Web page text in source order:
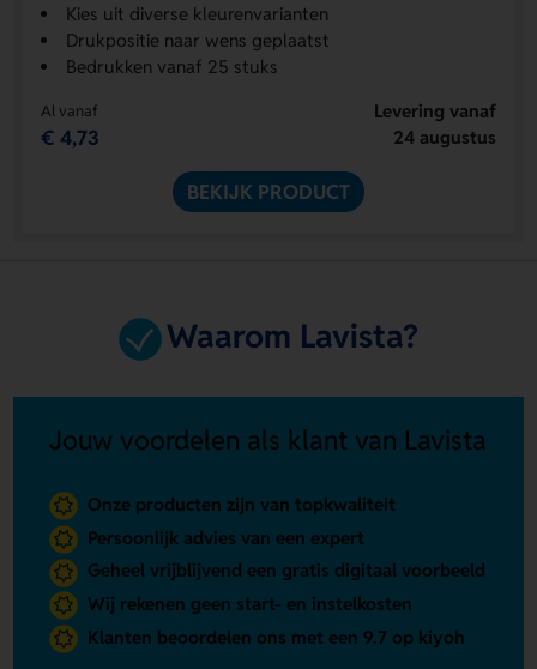
Kies uit diverse kleurenvarianten
Drukpositie naar wens geplaatst
Bedrukken vanaf 25 stuks
Al vanaf
€ 4,73
Levering vanaf
24 augustus
BEKIJK PRODUCT
Waarom Lavista?
Jouw voordelen als klant van Lavista
Onze producten zijn van topkwaliteit
Persoonlijk advies van een expert
Geheel vrijblijvend een gratis digitaal voorbeeld
Wij rekenen geen start- en instelkosten
Klanten beoordelen ons met een 9.7 op kiyoh